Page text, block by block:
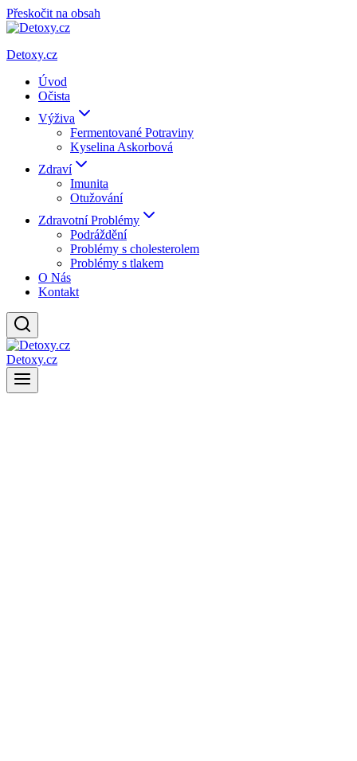
Přeskočit na obsah
Detoxy.cz
Úvod
Očista
Výživa
Fermentované Potraviny
Kyselina Askorbová
Zdraví
Imunita
Otužování
Zdravotní Problémy
Podráždění
Problémy s cholesterolem
Problémy s tlakem
O Nás
Kontakt
Detoxy.cz